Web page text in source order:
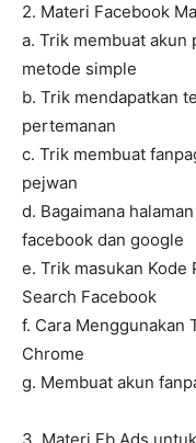
2. Materi Facebook
a. Trik membuat
metode simple
b. Trik mendapatkan
pertemanan
c. Trik membuat
pejwan
d. Bagaimana
facebook dan google
e. Trik masukan Kode
Search Facebook
f. Cara Menggunakan
Chrome
g. Membuat akun